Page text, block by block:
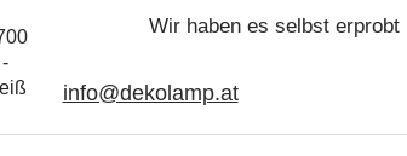
Wir haben es selbst erprobt
info@dekolamp.at